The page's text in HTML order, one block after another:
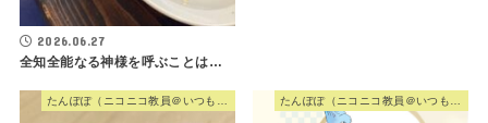
2026.06.27
全知全能なる神様を呼ぶことは…